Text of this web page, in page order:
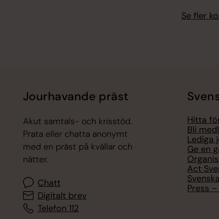
Se fler
Jourhavande präst
Akut samtals- och krisstöd.
Prata eller chatta anonymt
med en präst på kvällar och
nätter.
Chatt
Digitalt brev
Telefon 112
Hitta
Bli
Lediga
Ge en
Act
Press